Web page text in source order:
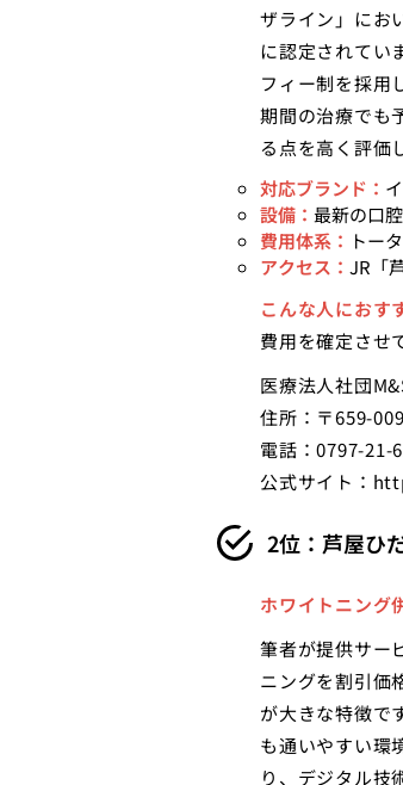
ザライン」にお
に認定されてい
フィー制を採用
期間の治療でも
る点を高く評価
対応ブランド：
設備： 最新の口
費用体系： トー
アクセス： JR「
こんな人におす
費用を確定させ
医療法人社団
住所：〒659-
電話：0797-21-
公式サイト：
2位：芦屋ひ
ホワイトニング
筆者が提供サー
ニングを割引価
が大きな特徴で
も通いやすい環
り、デジタル技